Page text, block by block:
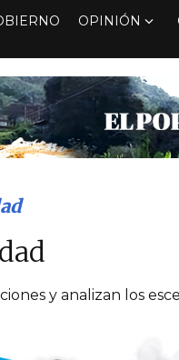
OPINIÓN
y analizan los